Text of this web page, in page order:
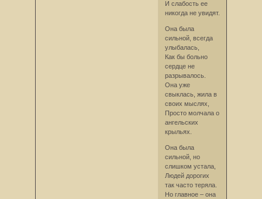
И слабость ее
никогда не увидят.
Она была
сильной, всегда
улыбалась,
Как бы больно
сердце не
разрывалось.
Она уже
свыклась, жила в
своих мыслях,
Просто молчала о
ангельских
крыльях.
Она была
сильной, но
слишком устала,
Людей дорогих
так часто теряла.
Но главное – она